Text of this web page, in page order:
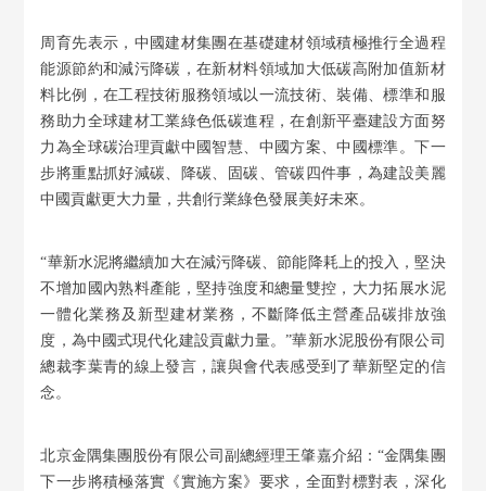
周育先表示，中國建材集團在基礎建材領域積極推行全過程
能源節約和減污降碳，在新材料領域加大低碳高附加值新材
料比例，在工程技術服務領域以一流技術、裝備、標準和服
務助力全球建材工業綠色低碳進程，在創新平臺建設方面努
力為全球碳治理貢獻中國智慧、中國方案、中國標準。下一
步將重點抓好減碳、降碳、固碳、管碳四件事，為建設美麗
中國貢獻更大力量，共創行業綠色發展美好未來。
“華新水泥將繼續加大在減污降碳、節能降耗上的投入，堅決
不增加國內熟料產能，堅持強度和總量雙控，大力拓展水泥
一體化業務及新型建材業務，不斷降低主營產品碳排放強
度，為中國式現代化建設貢獻力量。”華新水泥股份有限公司
總裁李葉青的線上發言，讓與會代表感受到了華新堅定的信
念。
北京金隅集團股份有限公司副總經理王肇嘉介紹：“金隅集團
下一步將積極落實《實施方案》要求，全面對標對表，深化